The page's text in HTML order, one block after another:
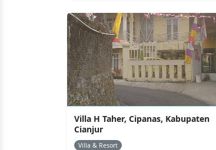
Villa H Taher, Cipanas, Kabupaten
Cianjur
Villa & Resort